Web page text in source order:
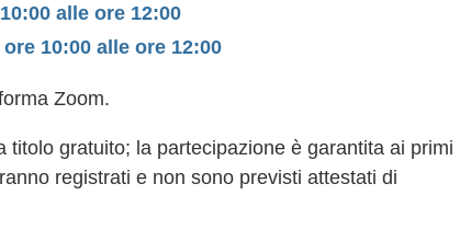
alle ore 12:00
10:00 alle ore 12:00
Zoom.
titolo gratuito; la partecipazione è garantita ai primi
registrati e non sono previsti attestati di